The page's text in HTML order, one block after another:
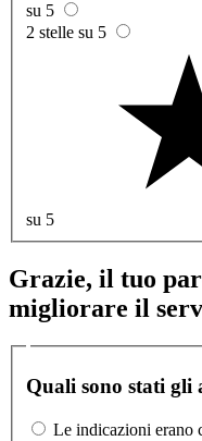
su 5
2 stelle su 5
su 5
Grazie, il tuo
migliorare il
Quali sono stati gli
Le indicazioni erano